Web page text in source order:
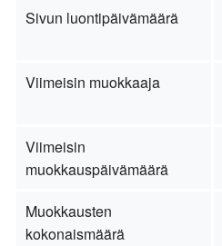
Sivun luontipäivämäärä
Viimeisin muokkaaja
Viimeisin
muokkauspäivämäärä
Muokkausten
kokonaismäärä